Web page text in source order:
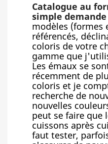
Catalogue au
simple demande
modèles (formes
référencés,
coloris de votre
gamme que
Les émaux se
récemment de
coloris et je
recherche de
nouvelles
peut se faire que
cuissons après
faut tester,